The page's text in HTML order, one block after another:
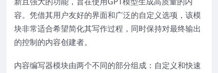
容。凭借其用户友好的界面和广泛的自定义选项，该模
块非常适合希望简化其写作过程，同时保持对最终输出
的控制的内容创建者。
内容编写器模块由两个不同的部分组成：自定义和快速